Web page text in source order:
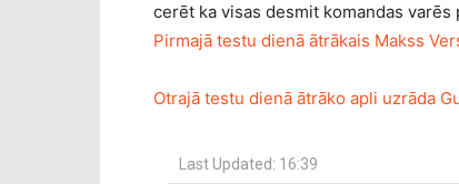
cerēt ka visas desmit komandas
Pirmajā testu dienā ātrākais Makss
Otrajā testu dienā ātrāko apli uzrāda